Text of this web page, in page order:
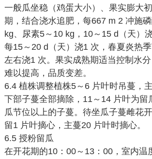
一般瓜坐稳（鸡蛋大小）、果实膨大
期，结合浇水追肥，每667 m 2 冲施
kg、尿素5～10 kg，10～15 d（天）
每15～20 d（天）浇1 次，春夏炎热季
左右浇1 次。果实成熟期适当控制水
难以提高，品质变差。
6.4 植株调整植株5～6 片叶时吊蔓，
下部子蔓全部摘除，11～14 片叶为留
瓜节位以上的子蔓。待坐瓜子蔓雌花
留1 片叶摘心，主蔓20 片叶时摘心。
6.5 授粉留瓜
在开花期的10：00～13：00，室内